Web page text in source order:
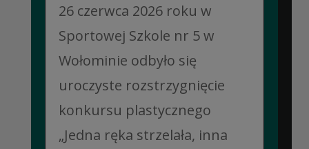
26 czerwca 2026 roku w
Sportowej Szkole nr 5 w
Wołominie odbyło się
uroczyste rozstrzygnięcie
konkursu plastycznego
„Jedna ręka strzelała, inna